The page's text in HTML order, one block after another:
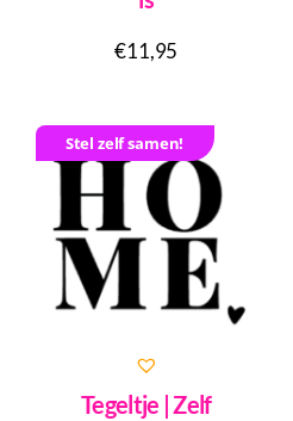
€11,95
Stel zelf samen!
Tegeltje | Zelf